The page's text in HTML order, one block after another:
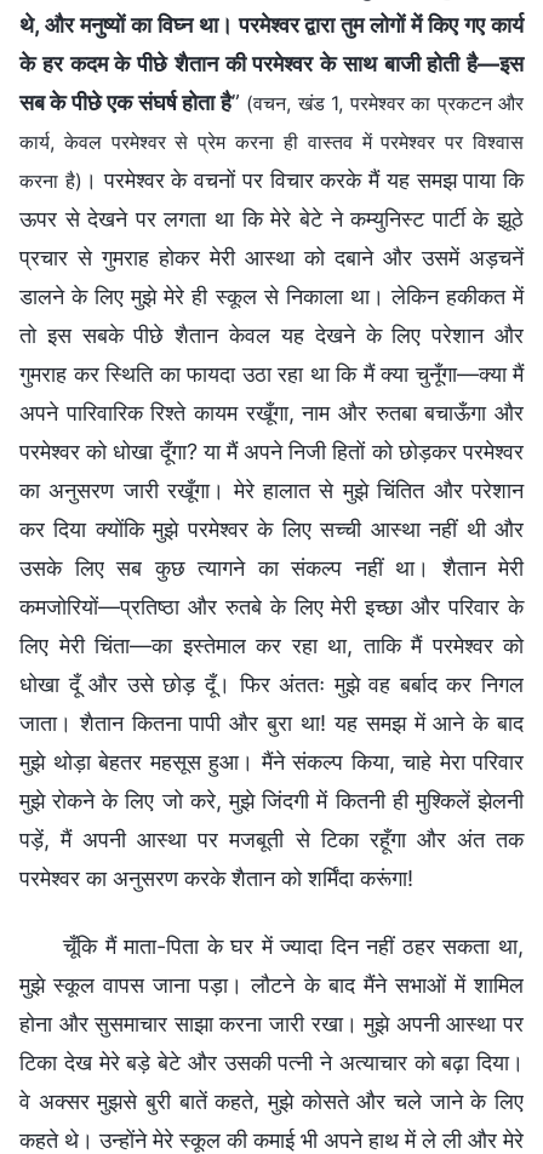
थे, और मनुष्यों का विघ्न था। परमेश्वर द्वारा तुम लोगों में किए गए कार्य
के हर कदम के पीछे शैतान की परमेश्वर के साथ बाजी होती है—इस
सब के पीछे एक संघर्ष होता है” (वचन, खंड 1, परमेश्वर का प्रकटन और
कार्य, केवल परमेश्वर से प्रेम करना ही वास्तव में परमेश्वर पर विश्वास
करना है) । परमेश्वर के वचनों पर विचार करके मैं यह समझ पाया कि
ऊपर से देखने पर लगता था कि मेरे बेटे ने कम्युनिस्ट पार्टी के झूठे
प्रचार से गुमराह होकर मेरी आस्था को दबाने और उसमें अड़चनें
डालने के लिए मुझे मेरे ही स्कूल से निकाला था। लेकिन हकीकत में
तो इस सबके पीछे शैतान केवल यह देखने के लिए परेशान और
गुमराह कर स्थिति का फायदा उठा रहा था कि मैं क्या चुनूँगा—क्या मैं
अपने पारिवारिक रिश्ते कायम रखूँगा, नाम और रुतबा बचाऊँगा और
परमेश्वर को धोखा दूँगा? या मैं अपने निजी हितों को छोड़कर परमेश्वर
का अनुसरण जारी रखूँगा। मेरे हालात से मुझे चिंतित और परेशान
कर दिया क्योंकि मुझे परमेश्वर के लिए सच्ची आस्था नहीं थी और
उसके लिए सब कुछ त्यागने का संकल्प नहीं था। शैतान मेरी
कमजोरियों—प्रतिष्ठा और रुतबे के लिए मेरी इच्छा और परिवार के
लिए मेरी चिंता—का इस्तेमाल कर रहा था, ताकि मैं परमेश्वर को
धोखा दूँ और उसे छोड़ दूँ। फिर अंततः मुझे वह बर्बाद कर निगल
जाता। शैतान कितना पापी और बुरा था! यह समझ में आने के बाद
मुझे थोड़ा बेहतर महसूस हुआ। मैंने संकल्प किया, चाहे मेरा परिवार
मुझे रोकने के लिए जो करे, मुझे जिंदगी में कितनी ही मुश्किलें झेलनी
पड़ें, मैं अपनी आस्था पर मजबूती से टिका रहूँगा और अंत तक
परमेश्वर का अनुसरण करके शैतान को शर्मिंदा करूंगा!
चूँकि मैं माता-पिता के घर में ज्यादा दिन नहीं ठहर सकता था,
मुझे स्कूल वापस जाना पड़ा। लौटने के बाद मैंने सभाओं में शामिल
होना और सुसमाचार साझा करना जारी रखा। मुझे अपनी आस्था पर
टिका देख मेरे बड़े बेटे और उसकी पत्नी ने अत्याचार को बढ़ा दिया।
वे अक्सर मुझसे बुरी बातें कहते, मुझे कोसते और चले जाने के लिए
कहते थे। उन्होंने मेरे स्कूल की कमाई भी अपने हाथ में ले ली और मेरे